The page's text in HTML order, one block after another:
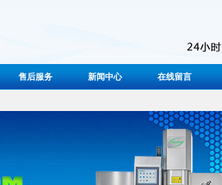
售后服务 新闻中心 在线留言